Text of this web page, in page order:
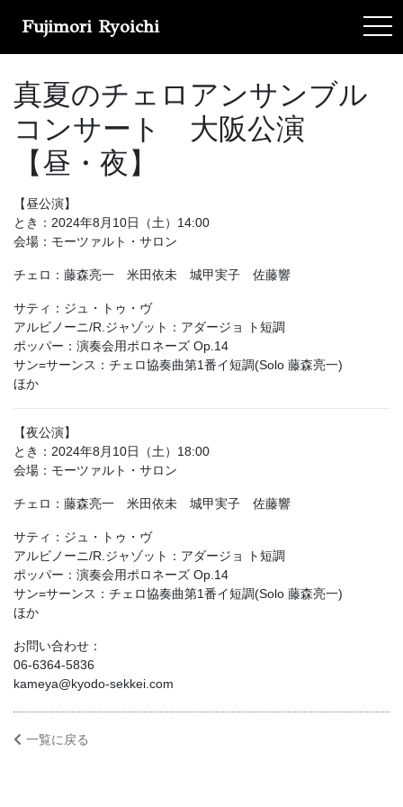
Fujimori Ryoichi
真夏のチェロアンサンブル
コンサート 大阪公演
【昼・夜】
【昼公演】
とき：2024年8月10日（土）14:00
会場：モーツァルト・サロン
チェロ：藤森亮一 米田依未 城甲実子 佐藤響
サティ：ジュ・トゥ・ヴ
アルビノーニ/R.ジャゾット：アダージョ ト短調
ポッパー：演奏会用ポロネーズ Op.14
サン=サーンス：チェロ協奏曲第1番イ短調(Solo 藤森亮一)
ほか
【夜公演】
とき：2024年8月10日（土）18:00
会場：モーツァルト・サロン
チェロ：藤森亮一 米田依未 城甲実子 佐藤響
サティ：ジュ・トゥ・ヴ
アルビノーニ/R.ジャゾット：アダージョ ト短調
ポッパー：演奏会用ポロネーズ Op.14
サン=サーンス：チェロ協奏曲第1番イ短調(Solo 藤森亮一)
ほか
お問い合わせ：
06-6364-5836
kameya@kyodo-sekkei.com
一覧に戻る